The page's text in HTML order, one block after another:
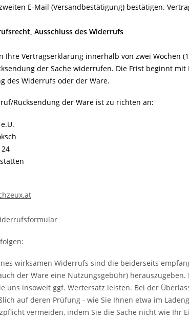
E-Mail (Versandbestätigung) bestätigen.
Ausschluss des Widerrufs
Ihre Vertragserklärung innerhalb von zwei Wochen
der Sache widerrufen. Die Frist beginnt
des Widerrufs oder der Ware.
Rücksendung der Ware ist zu richten an:
24
wirksamen Widerrufs sind die beiderseits
der Ware eine Nutzungsgebühr)
uns insoweit ggf. Wertersatz leisten. Bei der
auf deren Prüfung - wie Sie Ihnen etwa im
vermeiden, indem Sie die Sache nicht wie Ihr
7,95 € Alter Preis:4,99 €